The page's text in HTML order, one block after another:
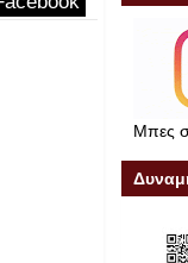
Μπες